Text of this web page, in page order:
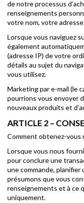
de notre processus
renseignements
votre nom, votre
Lorsque vous naviguez
également
(adresse IP) de votre
détails au sujet du
vous utilisez.
Marketing par e-mail (le
pourrions vous envoyer
nouveaux produits et
ARTICLE 2 –
Comment obtenez-vous
Lorsque vous nous
pour conclure une
une commande,
présumons que vous
renseignements et à ce
uniquement.